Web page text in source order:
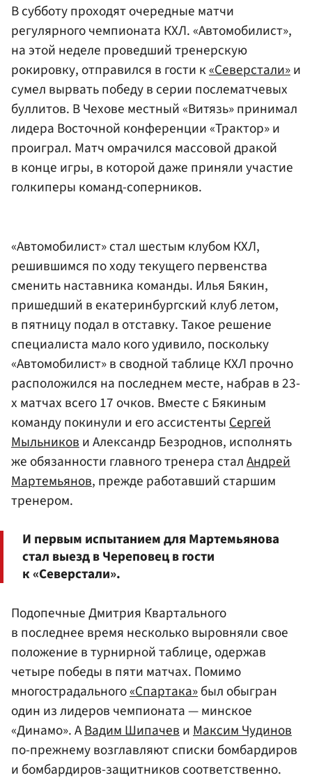
В субботу проходят очередные матчи
регулярного чемпионата КХЛ. «Автомобилист»,
на этой неделе проведший тренерскую
рокировку, отправился в гости к«Северстали»и
сумел вырвать победу в серии послематчевых
буллитов. В Чехове местный «Витязь» принимал
лидера Восточной конференции «Трактор» и
проиграл. Матч омрачился массовой дракой
в конце игры, в которой даже приняли участие
голкиперы команд-соперников.
«Автомобилист» стал шестым клубом КХЛ,
решившимся по ходу текущего первенства
сменить наставника команды. Илья Бякин,
пришедший в екатеринбургский клуб летом,
в пятницу подал в отставку. Такое решение
специалиста мало кого удивило, поскольку
«Автомобилист» в сводной таблице КХЛ прочно
расположился на последнем месте, набрав в 23-
х матчах всего 17 очков. Вместе с Бякиным
команду покинули и его ассистентыСергей
Мыльникови Александр Безроднов, исполнять
же обязанности главного тренера сталАндрей
Мартемьянов, прежде работавший старшим
тренером.
И первым испытанием для Мартемьянова
стал выезд в Череповец в гости
к «Северстали».
Подопечные Дмитрия Квартального
в последнее время несколько выровняли свое
положение в турнирной таблице, одержав
четыре победы в пяти матчах. Помимо
многострадального«Спартака»был обыгран
один из лидеров чемпионата — минское
«Динамо». АВадим ШипачевиМаксим Чудинов
по-прежнему возглавляют списки бомбардиров
и бомбардиров-защитников соответственно.